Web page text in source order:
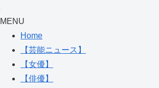
MENU
Home
【芸能ニュース】
【女優】
【俳優】